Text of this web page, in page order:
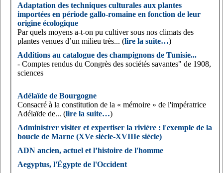
Adaptation des techniques culturales aux plantes
importées en période gallo-romaine en fonction de leur
origine écologique
Par quels moyens a-t-on pu cultiver sous nos climats des
plantes venues d’un milieu très... (lire la suite…)
Additions au catalogue des champignons de Tunisie...
- Comptes rendus du Congrès des sociétés savantes" de 1908,
sciences
Adélaïde de Bourgogne
Consacré à la constitution de la « mémoire » de l'impératrice
Adélaïde de... (lire la suite…)
Administrer visiter et expertiser la rivière : l'exemple de la
boucle de Marne (XVe siècle-XVIIIe siècle)
ADN ancien, actuel et l’histoire de l'homme
Aegyptus, l'Égypte de l'Occident